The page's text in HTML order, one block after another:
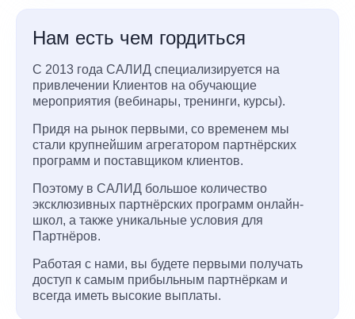
Нам есть чем гордиться
С 2013 года САЛИД специализируется на
привлечении Клиентов на обучающие
мероприятия (вебинары, тренинги, курсы).
Придя на рынок первыми, со временем мы
стали крупнейшим агрегатором партнёрских
программ и поставщиком клиентов.
Поэтому в САЛИД большое количество
эксклюзивных партнёрских программ онлайн-
школ, а также уникальные условия для
Партнёров.
Работая с нами, вы будете первыми получать
доступ к самым прибыльным партнёркам и
всегда иметь высокие выплаты.